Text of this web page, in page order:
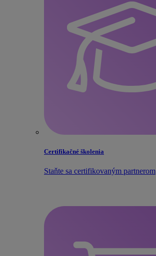
Certifikačné školenia
Staňte sa certifikovaným partnerom